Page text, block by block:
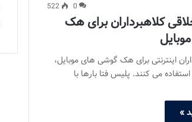
0
522
کلاهبرداران برای هک
اینترنتی برای هک گوشی های موبایل،
می کنند. پلیس فتا بارها با
»